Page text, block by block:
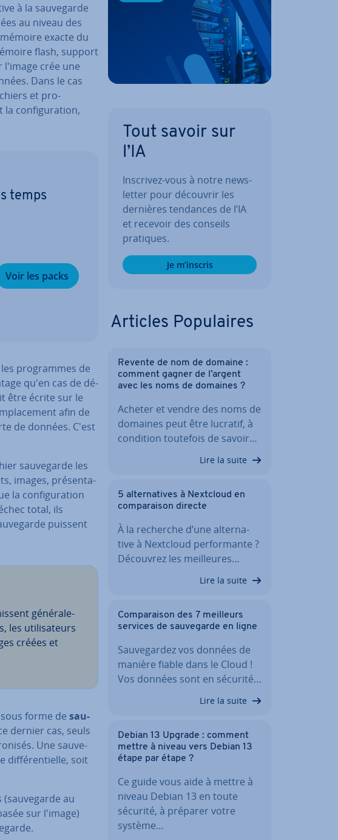
à la sau­ve­garde
au niveau des
exacte du
flash, support
l'image crée une
Dans le cas
et pro­
la con­fi­gu­ra­tion,
temps
Voir les packs
pro­grammes de
qu'en cas de dé­
être écrite sur le
afin de
de données. C'est
sau­ve­garde les
images, pré­sen­ta­
la con­fi­gu­ra­tion
total, ils
puissent
gé­né­ra­le­
les uti­li­sa­teurs
créées et
forme de sau­
dernier cas, seuls
Une sau­ve­
dif­fé­ren­tielle, soit
au
sur l'image)
Tout savoir sur
l’IA
Inscrivez-vous à notre news­
let­ter pour découvrir les
dernières tendances de l’IA
et recevoir des conseils
pratiques.
Je m’inscris
Articles Po­pu­laires
Revente de nom de domaine :
comment gagner de l’argent
avec les noms de domaines ?
Acheter et vendre des noms de
domaines peut être lucratif, à
condition toutefois de savoir…
Lire la suite
5 al­ter­na­tives à Nextcloud en
com­pa­rai­son directe
À la recherche d’une al­ter­na­
tive à Nextcloud per­for­mante ?
Découvrez les meil­leures…
Lire la suite
Com­pa­rai­son des 7 meilleurs
services de sau­ve­garde en ligne
Sau­ve­gar­dez vos données de
manière fiable dans le Cloud !
Vos données sont en sécurité…
Lire la suite
Debian 13 Upgrade : comment
mettre à niveau vers Debian 13
étape par étape ?
Ce guide vous aide à mettre à
niveau Debian 13 en toute
sécurité, à préparer votre
système…